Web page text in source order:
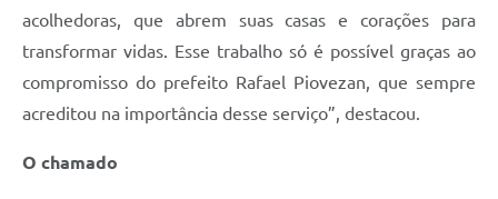
acolhedoras, que abrem suas casas e corações para
transformar vidas. Esse trabalho só é possível graças ao
compromisso do prefeito Rafael Piovezan, que sempre
acreditou na importância desse serviço”, destacou.
O chamado